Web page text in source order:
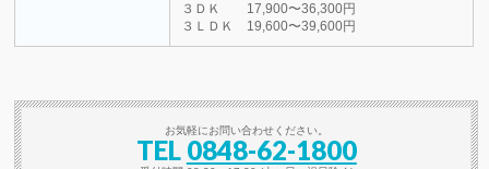
３ＤＫ 17,900〜36,300円
３ＬＤＫ 19,600〜39,600円
お気軽にお問い合わせください。
TEL 0848-62-1800